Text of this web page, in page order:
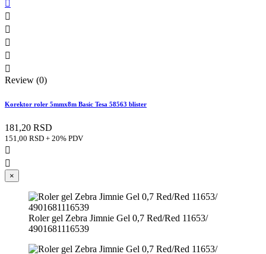






Review (0)
Korektor roler 5mmx8m Basic Tesa 58563 blister
181,20 RSD
151,00 RSD + 20% PDV


×
Roler gel Zebra Jimnie Gel 0,7 Red/Red 11653/
4901681116539